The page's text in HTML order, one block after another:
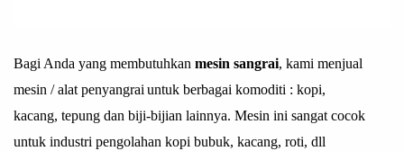
Bagi Anda yang membutuhkan mesin sangrai, kami menjual
mesin / alat penyangraiuntuk berbagai komoditi : kopi,
kacang, tepung dan biji-bijian lainnya. Mesin ini sangat cocok
untuk industri pengolahan kopi bubuk, kacang, roti, dll